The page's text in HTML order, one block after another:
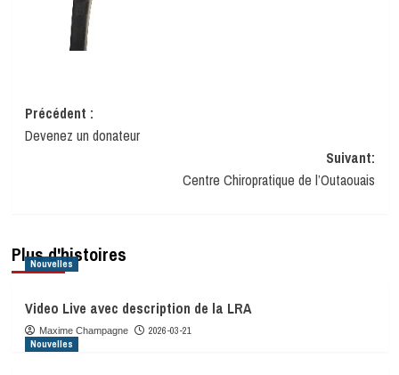
Navigation
d’article
Précédent :
Devenez un donateur
Suivant:
Centre Chiropratique de l’Outaouais
Plus d'histoires
Nouvelles
Video Live avec description de la LRA
Maxime Champagne
2026-03-21
Nouvelles